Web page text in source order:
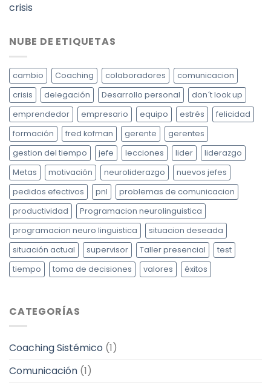
crisis
NUBE DE ETIQUETAS
cambio Coaching colaboradores
comunicacion
crisis
delegación Desarrollo personal
don´t look up
emprendedor
empresario equipo estrés
felicidad
formación
fred kofman gerente
gerentes
gestion del tiempo
jefe lecciones lider
liderazgo
Metas
motivación neuroliderazgo
nuevos jefes
pedidos efectivos
pnl
problemas de comunicacion
productividad
Programacion neurolinguistica
programacion neuro linguistica
situacion deseada
situación actual
supervisor Taller presencial
test
tiempo
toma de decisiones valores éxitos
CATEGORÍAS
Coaching Sistémico (1)
Comunicación (1)